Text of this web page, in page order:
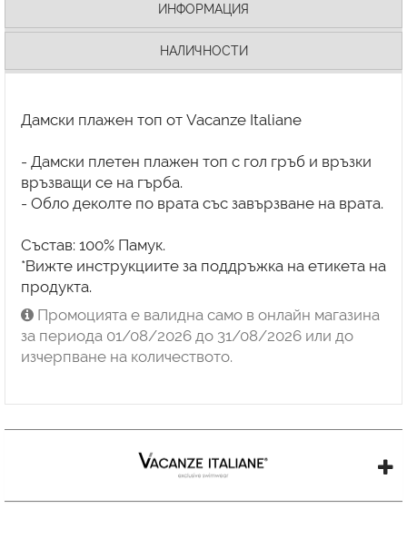
ИНФОРМАЦИЯ
НАЛИЧНОСТИ
Дамски плажен топ от Vacanze Italiane
- Дамски плетен плажен топ с гол гръб и връзки
връзващи се на гърба.
- Обло деколте по врата със завързване на врата.
Състав: 100% Памук.
*Вижте инструкциите за поддръжка на етикета на
продукта.
Промоцията е валидна само в онлайн магазина
за периода 01/08/2026 до 31/08/2026 или до
изчерпване на количеството.